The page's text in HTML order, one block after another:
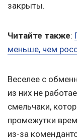
закрыты.
Читайте также:
меньше, чем
Веселее с
из них не
смельчаки,
промежутки
из-за